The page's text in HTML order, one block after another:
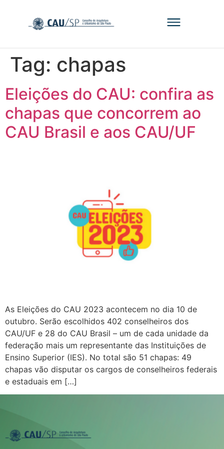
Tag: chapas
Eleições do CAU: confira as
chapas que concorrem ao
CAU Brasil e aos CAU/UF
As Eleições do CAU 2023 acontecem no dia 10 de
outubro. Serão escolhidos 402 conselheiros dos
CAU/UF e 28 do CAU Brasil – um de cada unidade da
federação mais um representante das Instituições de
Ensino Superior (IES). No total são 51 chapas: 49
chapas vão disputar os cargos de conselheiros federais
e estaduais em […]